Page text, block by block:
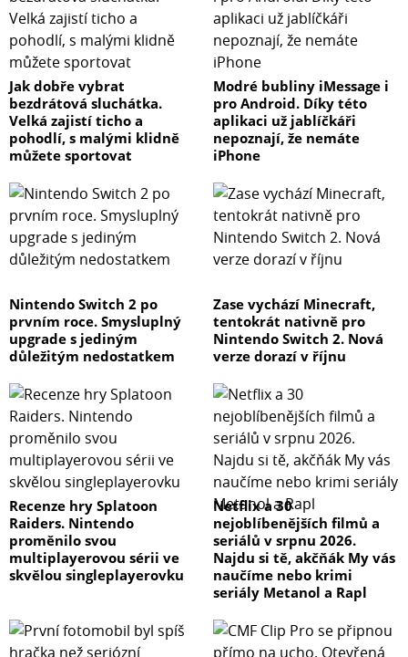
Jak dobře vybrat
bezdrátová sluchátka.
Velká zajistí ticho a
pohodlí, s malými klidně
můžete sportovat
Modré bubliny iMessage i
pro Android. Díky této
aplikaci už jablíčkáři
nepoznají, že nemáte
iPhone
Nintendo Switch 2 po
prvním roce. Smysluplný
upgrade s jediným
důležitým nedostatkem
Zase vychází Minecraft,
tentokrát nativně pro
Nintendo Switch 2. Nová
verze dorazí v říjnu
Recenze hry Splatoon
Raiders. Nintendo
proměnilo svou
multiplayerovou sérii ve
skvělou singleplayerovku
Netflix a 30
nejoblíbenějších filmů a
seriálů v srpnu 2026.
Najdu si tě, akčňák My vás
naučíme nebo krimi
seriály Metanol a Rapl